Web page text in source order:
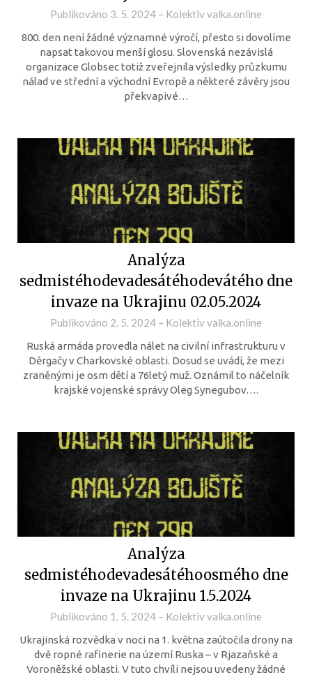
Publikováno 3. 5. 2024 – Kolektiv valka.online
800. den není žádné významné výročí, přesto si dovolíme
napsat takovou menší glosu. Slovenská nezávislá
organizace Globsec totiž zveřejnila výsledky průzkumu
nálad ve střední a východní Evropě a některé závěry jsou
překvapivé…
Analýza
sedmistéhodevadesátéhodevátého dne
invaze na Ukrajinu 02.05.2024
Publikováno 2. 5. 2024 – Kolektiv valka.online
Ruská armáda provedla nálet na civilní infrastrukturu v
Děrgačy v Charkovské oblasti. Dosud se uvádí, že mezi
zraněnými je osm dětí a 76letý muž. Oznámil to náčelník
krajské vojenské správy Oleg Synegubov….
Analýza
sedmistéhodevadesátéhoosmého dne
invaze na Ukrajinu 1.5.2024
Publikováno 1. 5. 2024 – Kolektiv valka.online
Ukrajinská rozvědka v noci na 1. května zaútočila drony na
dvě ropné rafinerie na území Ruska – v Rjazaňské a
Voroněžské oblasti. V tuto chvíli nejsou uvedeny žádné